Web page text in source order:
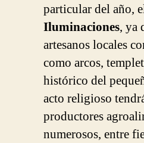
particular del año,
Iluminaciones, ya
artesanos locales
como arcos,
histórico del
acto religioso
productores
numerosos, entre